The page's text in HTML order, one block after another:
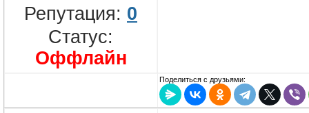
Репутация: 0
Статус:
Оффлайн
Поделиться с друзьями: